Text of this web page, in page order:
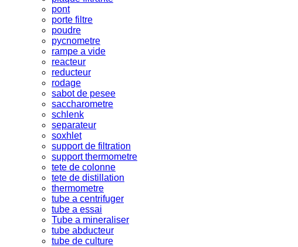
pont
porte filtre
poudre
pycnometre
rampe a vide
reacteur
reducteur
rodage
sabot de pesee
saccharometre
schlenk
separateur
soxhlet
support de filtration
support thermometre
tete de colonne
tete de distillation
thermometre
tube a centrifuger
tube a essai
Tube a mineraliser
tube abducteur
tube de culture